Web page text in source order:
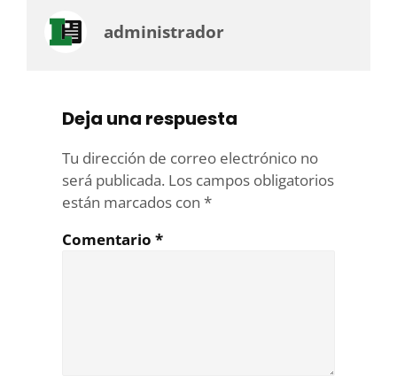
administrador
Deja una respuesta
Tu dirección de correo electrónico no
será publicada. Los campos obligatorios
están marcados con *
Comentario *